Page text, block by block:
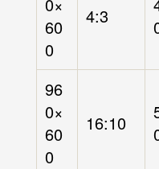
60
0
4:3
96
0×
60
0
16:10